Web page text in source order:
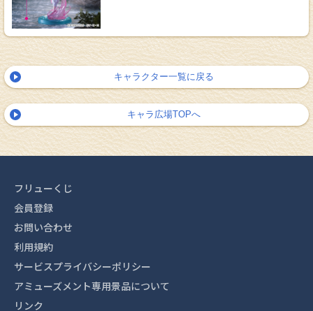
キャラクター一覧に戻る
キャラ広場TOPへ
フリューくじ
会員登録
お問い合わせ
利用規約
サービスプライバシーポリシー
アミューズメント専用景品について
リンク